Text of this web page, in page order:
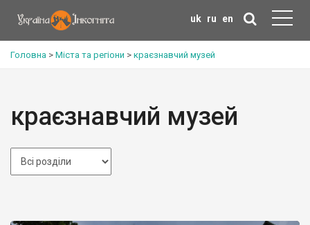
uk ru en
Головна > Міста та регіони > краєзнавчий музей
краєзнавчий музей